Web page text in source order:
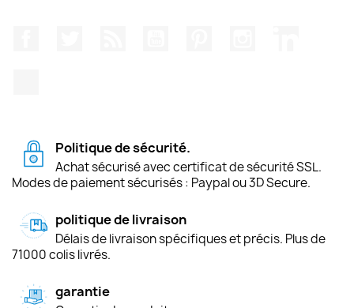
Politique de sécurité.
Achat sécurisé avec certificat de sécurité SSL.
Modes de paiement sécurisés : Paypal ou 3D Secure.
politique de livraison
Délais de livraison spécifiques et précis. Plus de
71000 colis livrés.
garantie